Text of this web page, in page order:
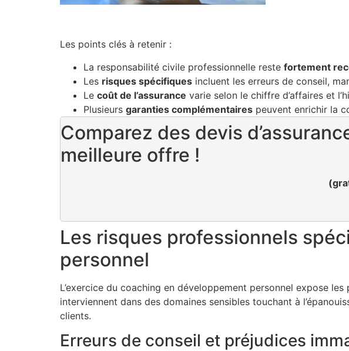
Les points clés à retenir :
La responsabilité civile professionnelle reste fortement
Les risques spécifiques incluent les erreurs de conseil,
Le coût de l’assurance varie selon le chiffre d’affaires et
Plusieurs garanties complémentaires peuvent enrichir la
Comparez des devis
meilleure offre !
Les risques professionnels
personnel
L’exercice du coaching en développement personnel expose les
interviennent dans des domaines sensibles touchant à
clients.
Erreurs de conseil et préjudices